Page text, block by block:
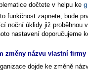
dočtete v helpu ke
funkčnost zapnete, bude
noční úklidy již proběhnou
nastavení doporučujeme
změny názvu vlastní
dojde ke změně